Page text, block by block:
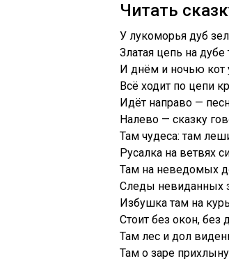
Читать
У лукоморья дуб
Златая цепь на дубе
И днём и ночью кот
Всё ходит по цепи
Идёт направо —
Налево — сказку
Там чудеса: там
Русалка на ветвях
Там на неведомых
Следы невиданных
Избушка там на
Стоит без окон, без
Там лес и дол
Там о заре